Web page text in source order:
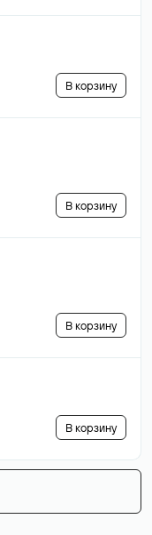
В корзину
В корзину
В корзину
В корзину